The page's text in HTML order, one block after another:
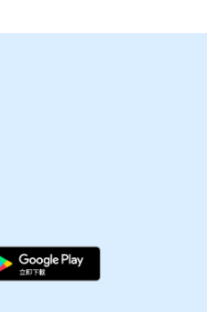
的工作，都叫新的名，他
救贖工作而叫的名，末世
還能作救贖的工作嗎？為
他們卻在不同的時代叫不
樣，只有在不同的時代來
代，以名來代替時代，因
表得完全，只能將神的具